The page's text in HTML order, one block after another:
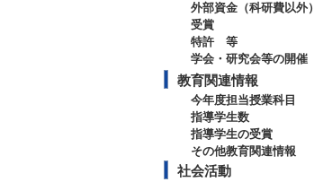
外部資金（科研費以外）
受賞
特許 等
学会・研究会等の開催
教育関連情報
今年度担当授業科目
指導学生数
指導学生の受賞
その他教育関連情報
社会活動